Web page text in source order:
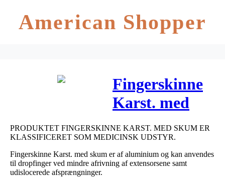
American Shopper
Fingerskinne
Karst. med
skum LILLE
4,2 cm 1 stk
PRODUKTET FINGERSKINNE KARST. MED SKUM ER
KLASSIFICERET SOM MEDICINSK UDSTYR.
Fingerskinne Karst. med skum er af aluminium og kan anvendes
til dropfinger ved mindre afrivning af extensorsene samt
udislocerede afsprængninger.